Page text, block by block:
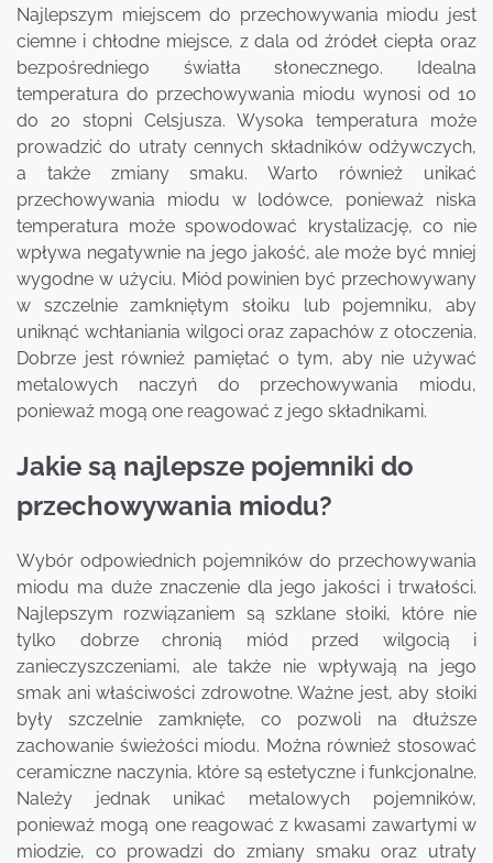
Najlepszym miejscem do przechowywania miodu jest
ciemne i chłodne miejsce, z dala od źródeł ciepła oraz
bezpośredniego światła słonecznego. Idealna
temperatura do przechowywania miodu wynosi od 10
do 20 stopni Celsjusza. Wysoka temperatura może
prowadzić do utraty cennych składników odżywczych,
a także zmiany smaku. Warto również unikać
przechowywania miodu w lodówce, ponieważ niska
temperatura może spowodować krystalizację, co nie
wpływa negatywnie na jego jakość, ale może być mniej
wygodne w użyciu. Miód powinien być przechowywany
w szczelnie zamkniętym słoiku lub pojemniku, aby
uniknąć wchłaniania wilgoci oraz zapachów z otoczenia.
Dobrze jest również pamiętać o tym, aby nie używać
metalowych naczyń do przechowywania miodu,
ponieważ mogą one reagować z jego składnikami.
Jakie są najlepsze pojemniki do
przechowywania miodu?
Wybór odpowiednich pojemników do przechowywania
miodu ma duże znaczenie dla jego jakości i trwałości.
Najlepszym rozwiązaniem są szklane słoiki, które nie
tylko dobrze chronią miód przed wilgocią i
zanieczyszczeniami, ale także nie wpływają na jego
smak ani właściwości zdrowotne. Ważne jest, aby słoiki
były szczelnie zamknięte, co pozwoli na dłuższe
zachowanie świeżości miodu. Można również stosować
ceramiczne naczynia, które są estetyczne i funkcjonalne.
Należy jednak unikać metalowych pojemników,
ponieważ mogą one reagować z kwasami zawartymi w
miodzie, co prowadzi do zmiany smaku oraz utraty